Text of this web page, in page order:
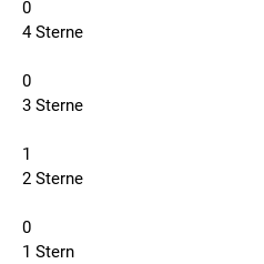
0
4 Sterne
0
3 Sterne
1
2 Sterne
0
1 Stern